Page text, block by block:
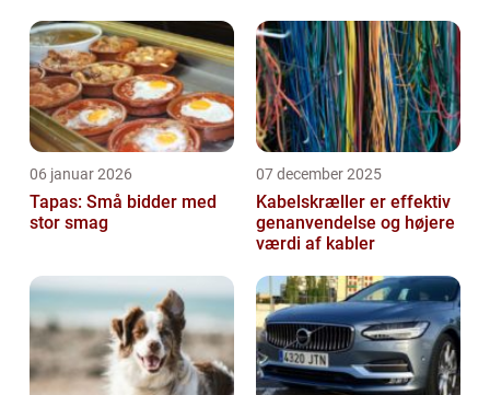
06 januar 2026
Tapas: Små bidder med
stor smag
07 december 2025
Kabelskræller er effektiv
genanvendelse og højere
værdi af kabler